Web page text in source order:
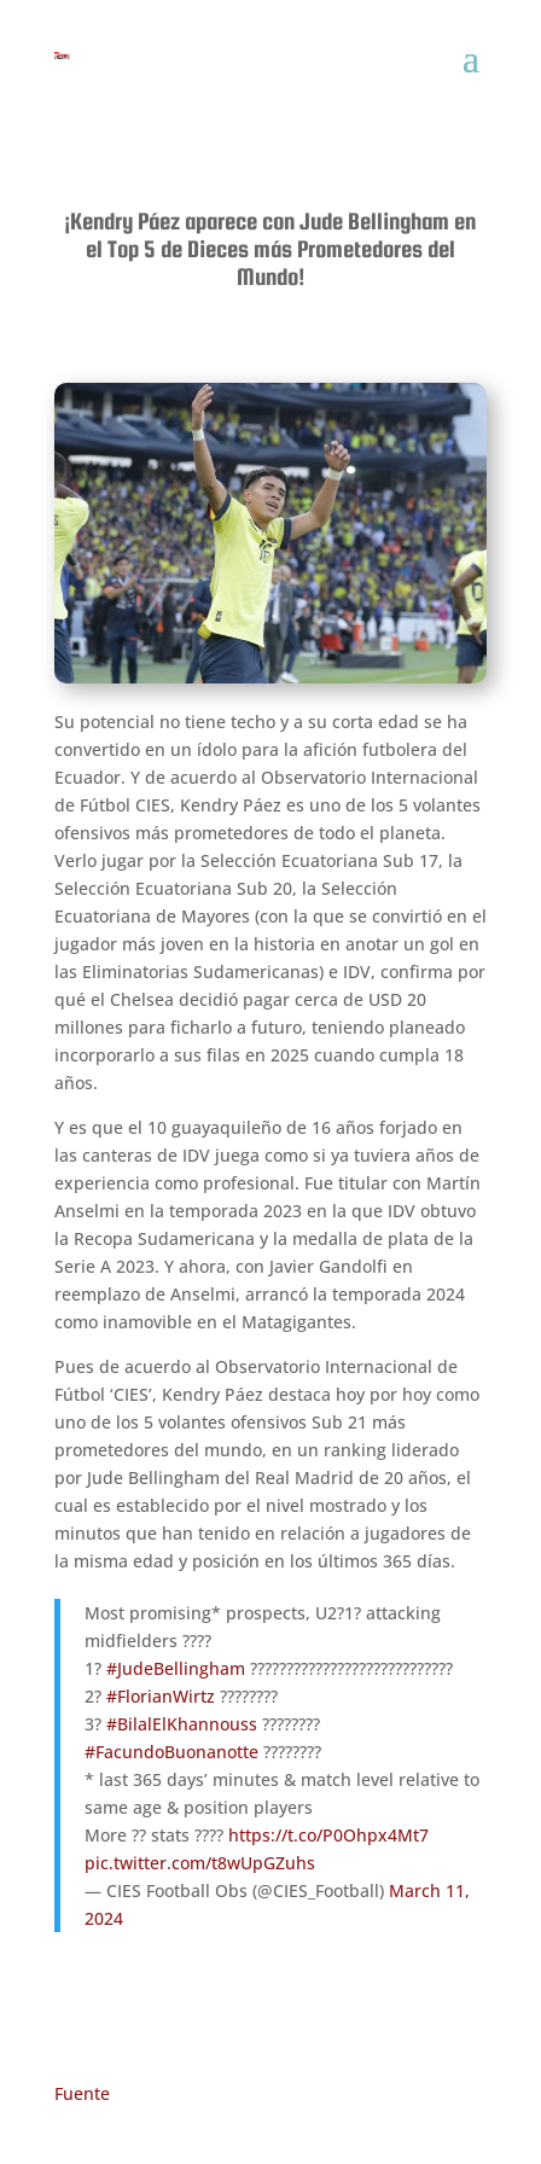
¡Kendry Páez aparece con Jude Bellingham en
el Top 5 de Dieces más Prometedores del
Mundo!
Su potencial no tiene techo y a su corta edad se ha
convertido en un ídolo para la afición futbolera del
Ecuador. Y de acuerdo al Observatorio Internacional
de Fútbol CIES, Kendry Páez es uno de los 5 volantes
ofensivos más prometedores de todo el planeta.
Verlo jugar por la Selección Ecuatoriana Sub 17, la
Selección Ecuatoriana Sub 20, la Selección
Ecuatoriana de Mayores (con la que se convirtió en el
jugador más joven en la historia en anotar un gol en
las Eliminatorias Sudamericanas) e IDV, confirma por
qué el Chelsea decidió pagar cerca de USD 20
millones para ficharlo a futuro, teniendo planeado
incorporarlo a sus filas en 2025 cuando cumpla 18
años.
Y es que el 10 guayaquileño de 16 años forjado en
las canteras de IDV juega como si ya tuviera años de
experiencia como profesional. Fue titular con Martín
Anselmi en la temporada 2023 en la que IDV obtuvo
la Recopa Sudamericana y la medalla de plata de la
Serie A 2023. Y ahora, con Javier Gandolfi en
reemplazo de Anselmi, arrancó la temporada 2024
como inamovible en el Matagigantes.
Pues de acuerdo al Observatorio Internacional de
Fútbol ‘CIES’, Kendry Páez destaca hoy por hoy como
uno de los 5 volantes ofensivos Sub 21 más
prometedores del mundo, en un ranking liderado
por Jude Bellingham del Real Madrid de 20 años, el
cual es establecido por el nivel mostrado y los
minutos que han tenido en relación a jugadores de
la misma edad y posición en los últimos 365 días.
Most promising* prospects, U2?1? attacking
midfielders ????
1? #JudeBellingham ????????????????????????????
2? #FlorianWirtz ????????
3? #BilalElKhannouss????????
#FacundoBuonanotte????????
* last 365 days’ minutes & match level relative to
same age & position players
More ?? stats ???? https://t.co/P0Ohpx4Mt7
pic.twitter.com/t8wUpGZuhs
— CIES Football Obs (@CIES_Football) March 11,
2024
Fuente